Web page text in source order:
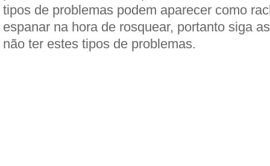
tipos de problemas podem aparecer como
espanar na hora de rosquear, portanto siga
não ter estes tipos de problemas.